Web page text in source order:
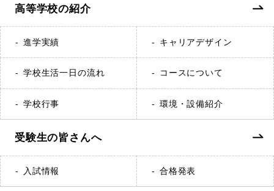
高等学校の紹介
進学実績 キャリアデザイン
学校生活一日の流れ コースについて
学校行事 環境・設備紹介
受験生の皆さんへ
入試情報 合格発表